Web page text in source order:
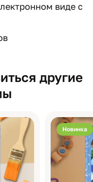
виде с
другие
Новинка